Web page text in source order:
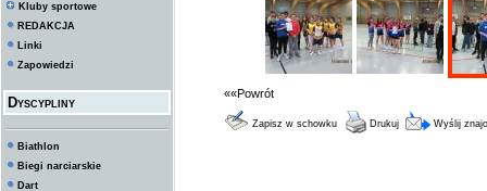
Kluby sportowe
REDAKCJA
Linki
Zapowiedzi
Dyscypliny
Biathlon
Biegi narciarskie
Dart
««Powrót
Zapisz w schowku Drukuj Wyślij